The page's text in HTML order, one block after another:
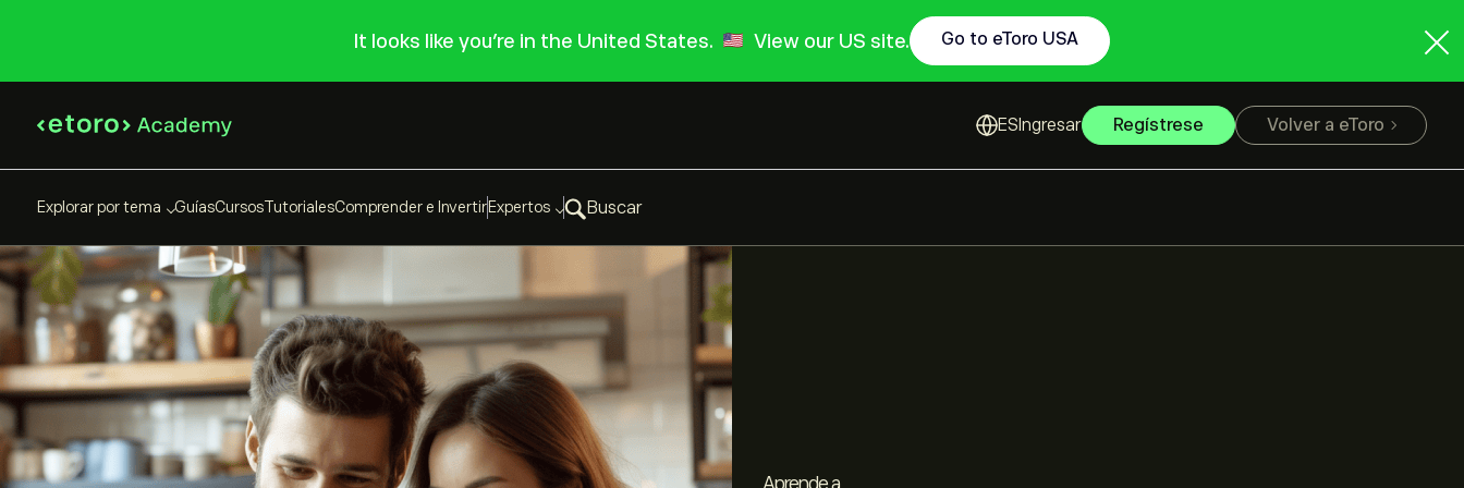
It looks like you're in the United States. View our US site. Go to eToro USA
Buscar
Explorar por tema GuíasCursosTutorialesComprender e InvertirExpertos
Ingresar Regístrese Volver a eToro
portafolio
Aprende a
portafolio
Aprende a